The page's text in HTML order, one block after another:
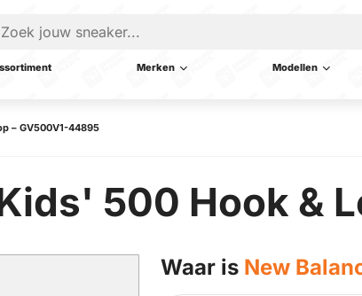
Merken Modellen
– GV500V1-44895
500 Hook &
Waar is New